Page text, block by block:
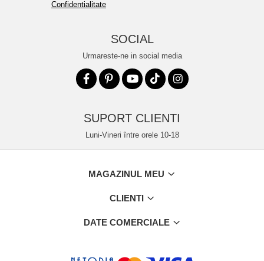
Confidentialitate
SOCIAL
Urmareste-ne in social media
SUPORT CLIENTI
Luni-Vineri între orele 10-18
MAGAZINUL MEU
CLIENTI
DATE COMERCIALE